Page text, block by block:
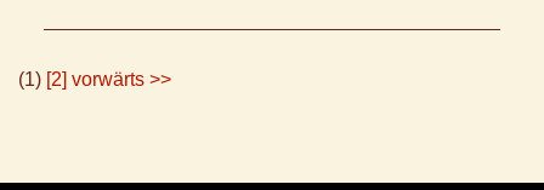
(1) [2] vorwärts >>